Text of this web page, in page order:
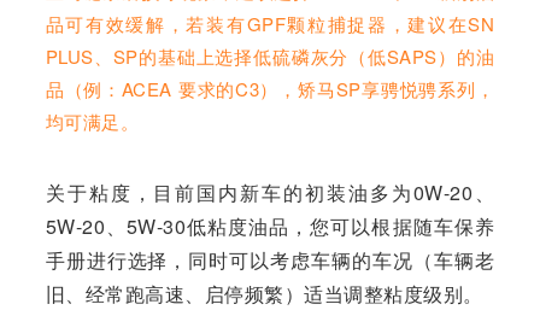
品可有效缓解，若装有GPF颗粒捕捉器，建议在SN
PLUS、SP的基础上选择低硫磷灰分（低SAPS）的油
品（例：ACEA 要求的C3），矫马SP享骋悦骋系列，
均可满足。
关于粘度，目前国内新车的初装油多为0W-20、
5W-20、5W-30低粘度油品，您可以根据随车保养
手册进行选择，同时可以考虑车辆的车况（车辆老
旧、经常跑高速、启停频繁）适当调整粘度级别。